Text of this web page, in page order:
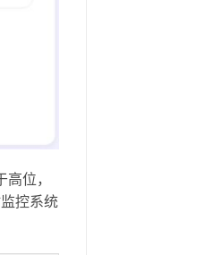
位，
控系统